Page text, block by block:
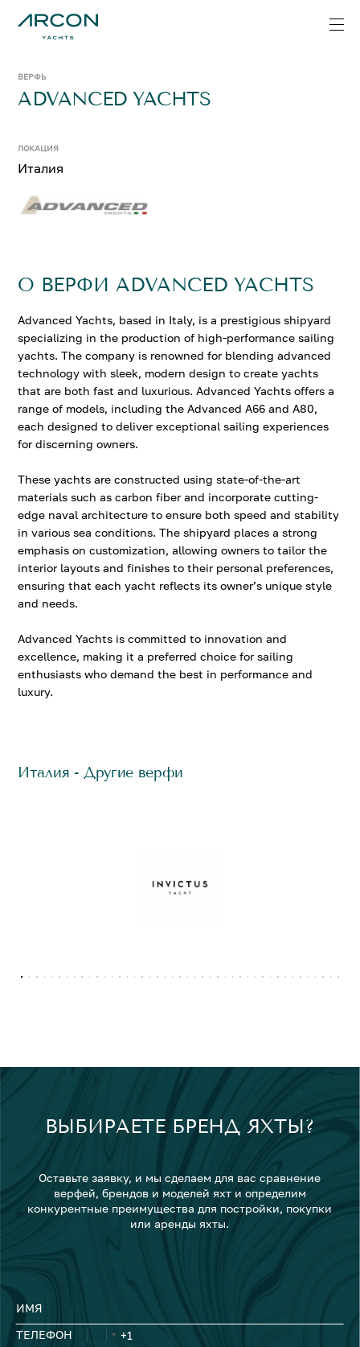
ВЕРФЬ
ADVANCED YACHTS
ЛОКАЦИЯ
Италия
О ВЕРФИ ADVANCED YACHTS
Advanced Yachts, based in Italy, is a prestigious shipyard
specializing in the production of high-performance sailing
yachts. The company is renowned for blending advanced
technology with sleek, modern design to create yachts
that are both fast and luxurious. Advanced Yachts offers a
range of models, including the Advanced A66 and A80,
each designed to deliver exceptional sailing experiences
for discerning owners.
These yachts are constructed using state-of-the-art
materials such as carbon fiber and incorporate cutting-
edge naval architecture to ensure both speed and stability
in various sea conditions. The shipyard places a strong
emphasis on customization, allowing owners to tailor the
interior layouts and finishes to their personal preferences,
ensuring that each yacht reflects its owner’s unique style
and needs.
Advanced Yachts is committed to innovation and
excellence, making it a preferred choice for sailing
enthusiasts who demand the best in performance and
luxury.
Италия - Другие верфи
ВЫБИРАЕТЕ БРЕНД ЯХТЫ?
Оставьте заявку, и мы сделаем для вас сравнение
верфей, брендов и моделей яхт и определим
конкурентные преимущества для постройки, покупки
или аренды яхты.
ИМЯ
ТЕЛЕФОН